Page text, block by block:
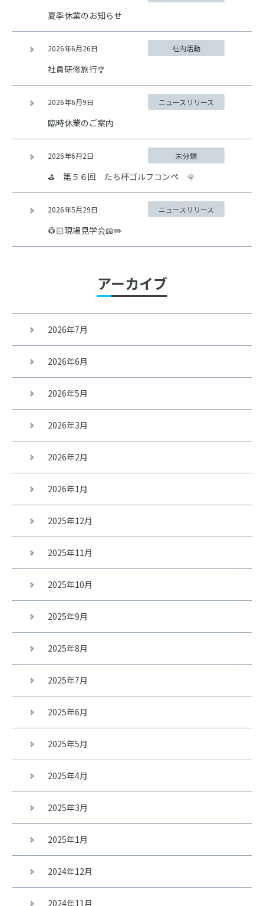
夏季休業のお知らせ
2026年6月26日 社内活動
社員研修旅行🎐
2026年6月9日 ニュースリリース
臨時休業のご案内
2026年6月2日 未分類
⛳ 第５６回 たち杯ゴルフコンペ 🌞
2026年5月29日 ニュースリリース
👷🏻現場見学会📖✏️
アーカイブ
2026年7月
2026年6月
2026年5月
2026年3月
2026年2月
2026年1月
2025年12月
2025年11月
2025年10月
2025年9月
2025年8月
2025年7月
2025年6月
2025年5月
2025年4月
2025年3月
2025年1月
2024年12月
2024年11月